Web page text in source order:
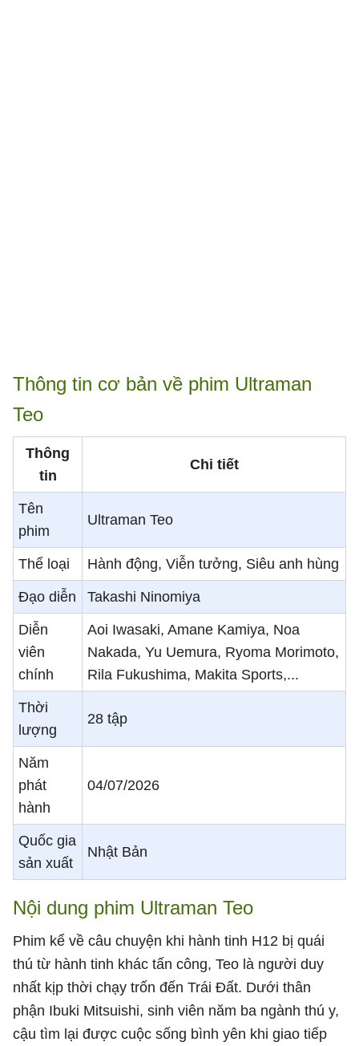
Thông tin cơ bản về phim Ultraman
Teo
Thông
tin
Chi tiết
Tên
phim
Ultraman Teo
Thể loại Hành động, Viễn tưởng, Siêu anh hùng
Đạo diễn Takashi Ninomiya
Diễn
viên
chính
Aoi Iwasaki, Amane Kamiya, Noa
Nakada, Yu Uemura, Ryoma Morimoto,
Rila Fukushima, Makita Sports,...
Thời
lượng
28 tập
Năm
phát
hành
04/07/2026
Quốc gia
sản xuất
Nhật Bản
Nội dung phim Ultraman Teo
Phim kể về câu chuyện khi hành tinh H12 bị quái
thú từ hành tinh khác tấn công, Teo là người duy
nhất kịp thời chạy trốn đến Trái Đất. Dưới thân
phận Ibuki Mitsuishi, sinh viên năm ba ngành thú y,
cậu tìm lại được cuộc sống bình yên khi giao tiếp